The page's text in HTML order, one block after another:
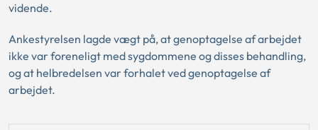
vidende.
Ankestyrelsen lagde vægt på, at genoptagelse af arbejdet
ikke var foreneligt med sygdommene og disses behandling,
og at helbredelsen var forhalet ved genoptagelse af
arbejdet.